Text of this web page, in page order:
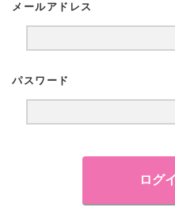
メールアドレス
パスワード